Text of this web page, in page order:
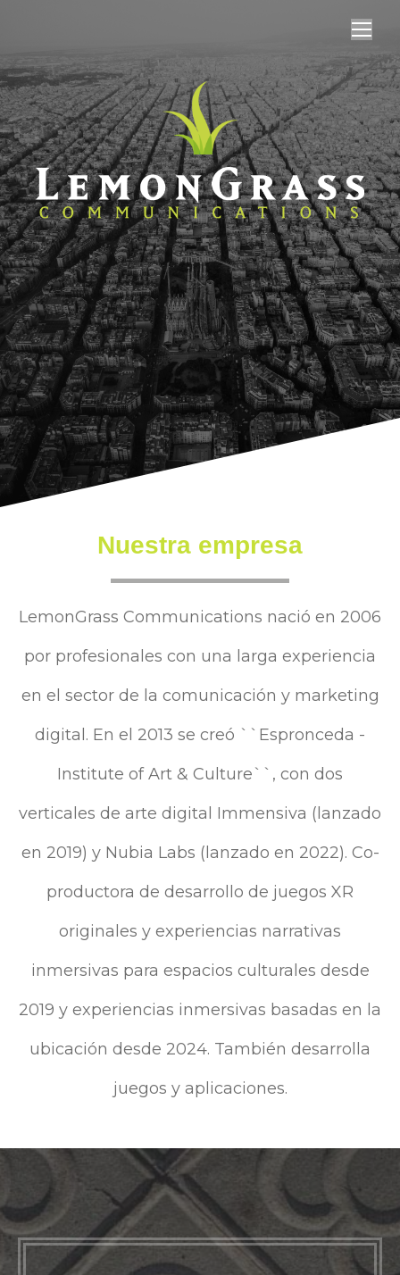
Nuestra empresa
LemonGrass Communications nació en 2006
por profesionales con una larga experiencia
en el sector de la comunicación y marketing
digital. En el 2013 se creó ``Espronceda -
Institute of Art & Culture``, con dos
verticales de arte digital Immensiva (lanzado
en 2019) y Nubia Labs (lanzado en 2022). Co-
productora de desarrollo de juegos XR
originales y experiencias narrativas
inmersivas para espacios culturales desde
2019 y experiencias inmersivas basadas en la
ubicación desde 2024. También desarrolla
juegos y aplicaciones.